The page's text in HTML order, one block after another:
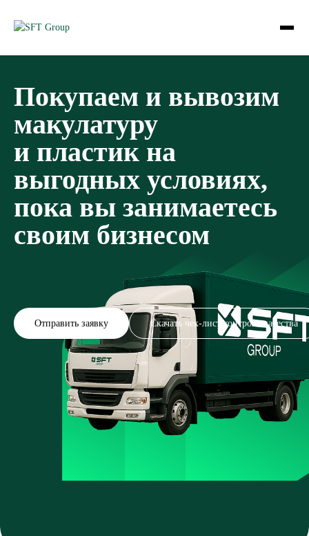
Покупаем и вывозим
макулатуру
и пластик на
выгодных условиях,
пока вы занимаетесь
своим бизнесом
Отправить заявку Скачать чек-лист контроля качества